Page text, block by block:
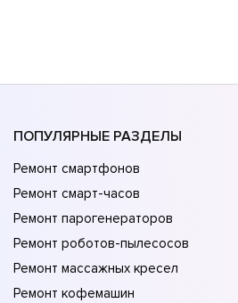
ПОПУЛЯРНЫЕ РАЗДЕЛЫ
Ремонт смартфонов
Ремонт смарт-часов
Ремонт парогенераторов
Ремонт роботов-пылесосов
Ремонт массажных кресел
Ремонт кофемашин